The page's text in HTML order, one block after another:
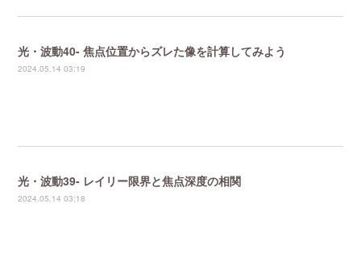
光・波動40- 焦点位置からズレた像を計算してみよう
2024.05.14 03:19
光・波動39- レイリー限界と焦点深度の相関
2024.05.14 03:18